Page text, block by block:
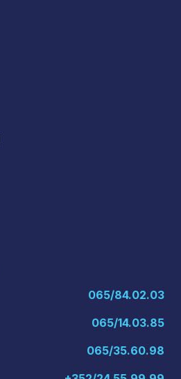
065/84.02.03
065/14.03.85
065/35.60.98